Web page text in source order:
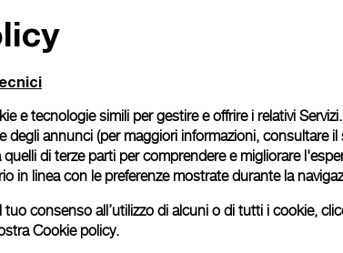
Continua a
esattamente
e tecnologie simili per gestire e offrire i relativi
degli annunci (per maggiori informazioni, consultare il
di terze parti per comprendere e migliorare
in linea con le preferenze mostrate durante la
tuo consenso all’utilizzo di alcuni o di tutti i cookie,
Cookie policy.